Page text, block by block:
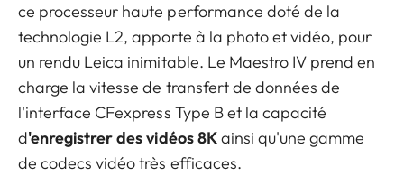
ce processeur haute performance doté de la
technologie L2, apporte à la photo et vidéo, pour
un rendu Leica inimitable. Le Maestro IV prend en
charge la vitesse de transfert de données de
l'interface CFexpress Type B et la capacité
d'enregistrer des vidéos 8Kainsi qu'une gamme
de codecs vidéo très efficaces.